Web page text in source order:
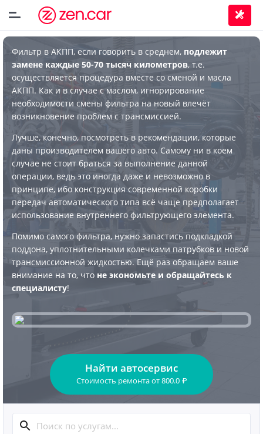
Фильтр в АКПП, если говорить в среднем, подлежит
замене каждые 50-70 тысяч километров, т.е.
осуществляется процедура вместе со сменой и масла
АКПП. Как и в случае с маслом, игнорирование
необходимости смены фильтра на новый влечёт
возникновение проблем с трансмиссией.
Лучше, конечно, посмотреть в рекомендации, которые
даны производителем вашего авто. Самому ни в коем
случае не стоит браться за выполнение данной
операции, ведь это иногда даже и невозможно в
принципе, ибо конструкция современной коробки
передач автоматического типа всё чаще предполагает
использование внутреннего фильтрующего элемента.
Помимо самого фильтра, нужно запастись подкладкой
поддона, уплотнительными колечками патрубков и новой
трансмиссионной жидкостью. Ещё раз обращаем ваше
внимание на то, что не экономьте и обращайтесь к
специалисту!
Найти автосервис
Стоимость ремонтаот800.0 ₽